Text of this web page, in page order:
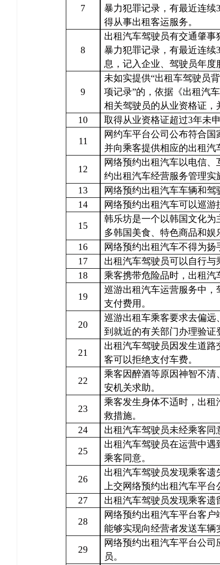
7
暴力犯罪记录，有最近连续
得从事出租客运服务。
8
出租汽车驾驶员有交通肇
暴力犯罪记录，有最近连续
息，记入企业、驾驶员年度
9
未如实提供“出租车驾驶员
项记录”的，依据《出租汽
相关驾驶员的从业资格证，
10
取得从业资格证超过3年未
11
网约车平台公司公布符合
并向乘客提供相应的出租汽
12
网络预约出租汽车以电信
约出租汽车经营服务管理实
13
网络预约出租汽车车辆和
14
网络预约出租汽车可以巡
15
韩乐坊是一个以韩国文化
多韩国美食、特色商品和
16
网络预约出租汽车不得为
17
出租汽车驾驶员可以自行与
18
乘客携带危险品时，出租
19
巡游出租汽车运营服务中
支付费用。
20
巡游出租车乘客要求去偏
到就近的有关部门办理验
21
出租汽车驾驶员因发生道
客可以拒绝支付车费。
22
乘客因醉酒等原因神智不
安机关求助。
23
乘客发生身体不适时，出
救措施。
24
出租汽车驾驶员未经乘客
25
出租汽车驾驶员在运营中
乘客同意。
26
出租汽车驾驶员发现乘客
上交网络预约出租汽车平
27
出租汽车驾驶员发现乘客
28
网络预约出租汽车平台客
能够实现向经营者发送车
29
网络预约出租汽车平台公
员。